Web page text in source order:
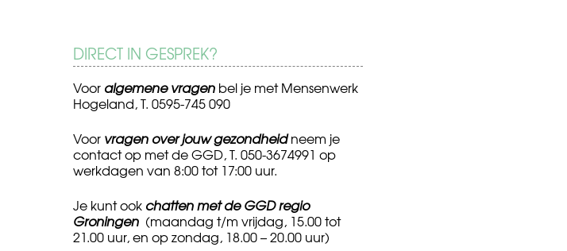
DIRECT IN GESPREK?
Voor algemene vragen bel je met Mensenwerk
Hogeland, T. 0595-745 090
Voor vragen over jouw gezondheidneem je
contact op met de GGD, T. 050-3674991 op
werkdagen van 8:00 tot 17:00 uur.
Je kunt ook chatten met de GGD regio
Groningen (maandag t/m vrijdag, 15.00 tot
21.00 uur, en op zondag, 18.00 – 20.00 uur)